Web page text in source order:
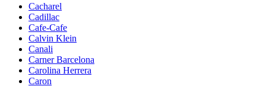
Cacharel
Cadillac
Cafe-Cafe
Calvin Klein
Canali
Carner Barcelona
Carolina Herrera
Caron